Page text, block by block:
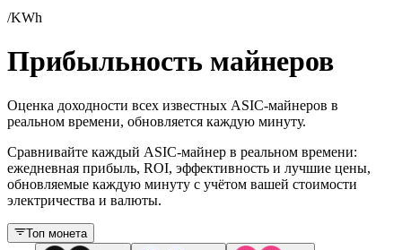
/KWh
Прибыльность майнеров
Оценка доходности всех известных ASIC-майнеров в
реальном времени, обновляется каждую минуту.
Сравнивайте каждый ASIC-майнер в реальном времени:
ежедневная прибыль, ROI, эффективность и лучшие цены,
обновляемые каждую минуту с учётом вашей стоимости
электричества и валюты.
Топ монета